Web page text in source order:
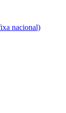
nacional)